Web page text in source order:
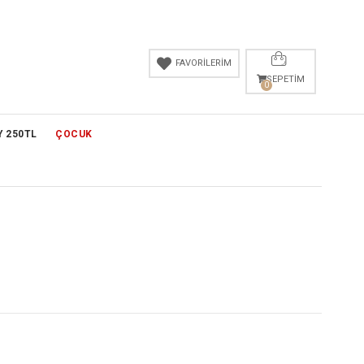
SEPETIM
0
FAVORİLERİM
250TL ÇOCUK